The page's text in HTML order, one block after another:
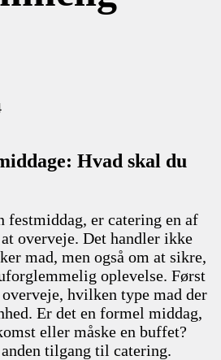
Hvad skal du
festmiddag, er catering en af
overveje. Det handler ikke
mad, men også om at sikre,
oplevelse. Først
hvilken type mad der
Er det en formel middag,
eller måske en buffet?
tilgang til catering.